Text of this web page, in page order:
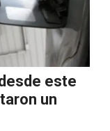
este
un